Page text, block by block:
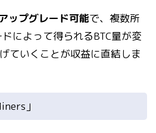
ップグレード可能で、複数所
によって得られるBTC量が変
ていくことが収益に直結しま
」